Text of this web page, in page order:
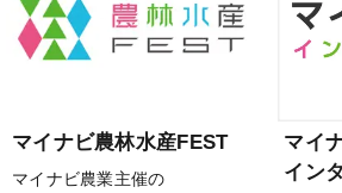
マイナビ農林水産FEST
マイナビ農業主催の
マイ
イン